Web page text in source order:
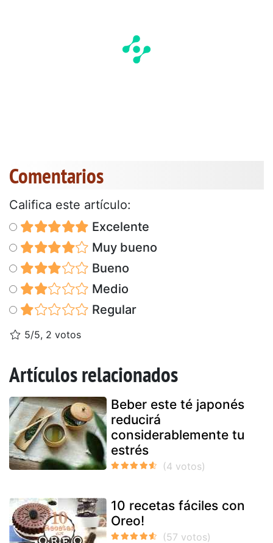
Comentarios
Califica este artículo:
Excelente
Muy bueno
Bueno
Medio
Regular
5/5, 2 votos
Artículos relacionados
Beber este té japonés
reducirá
considerablemente tu
estrés
10 recetas fáciles con
Oreo!